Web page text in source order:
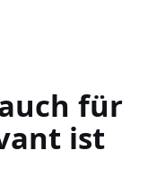
für
ist